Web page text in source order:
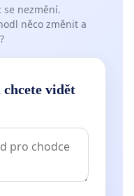
se nezmění.
něco změnit a
vidět